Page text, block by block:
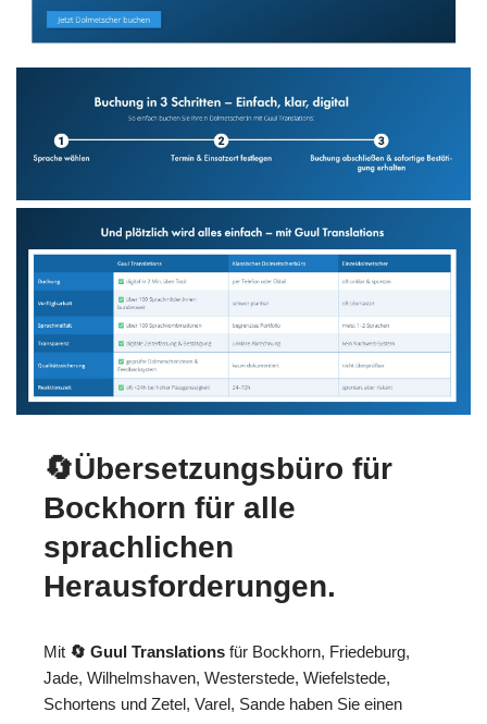
🔄Übersetzungsbüro für
Bockhorn für alle
sprachlichen
Herausforderungen.
Mit 🔄 Guul Translations für Bockhorn, Friedeburg,
Jade, Wilhelmshaven, Westerstede, Wiefelstede,
Schortens und Zetel, Varel, Sande haben Sie einen